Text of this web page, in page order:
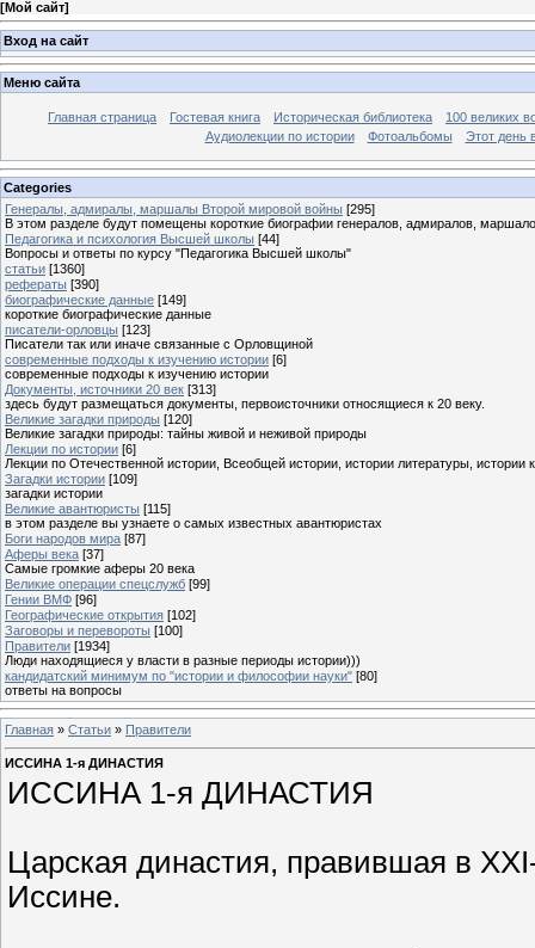
[Мой сайт]
Вход на сайт
Меню сайта
Главная страница Гостевая книга Историческая библиотека
100 великих
Аудиолекции по истории
Фотоальбомы Этот день
Categories
Генералы, адмиралы, маршалы Второй мировой войны [295]
В этом разделе будут помещены короткие биографии генералов, адмиралов,
Педагогика и психология Высшей школы [44]
Вопросы и ответы по курсу "Педагогика Высшей школы"
статьи [1360]
рефераты [390]
биографические данные [149]
короткие биографические данные
писатели-орловцы [123]
Писатели так или иначе связанные с Орловщиной
современные подходы к изучению истории [6]
современные подходы к изучению истории
Документы, источники 20 век [313]
здесь будут размещаться документы, первоисточники относящиеся к 20 веку.
Великие загадки природы [120]
Великие загадки природы: тайны живой и неживой природы
Лекции по истории [6]
Лекции по Отечественной истории, Всеобщей истории, истории литературы, истории
Загадки истории [109]
загадки истории
Великие авантюристы [115]
в этом разделе вы узнаете о самых известных авантюристах
Боги народов мира [87]
Аферы века [37]
Самые громкие аферы 20 века
Великие операции спецслужб [99]
Гении ВМФ [96]
Географические открытия [102]
Заговоры и перевороты [100]
Правители [1934]
Люди находящиеся у власти в разные периоды истории)))
кандидатский минимум по "истории и философии науки" [80]
ответы на вопросы
Главная » Статьи » Правители
ИССИНА 1-я ДИНАСТИЯ
ИССИНА 1-я ДИНАСТИЯ
Царская династия, правившая в
Иссине.